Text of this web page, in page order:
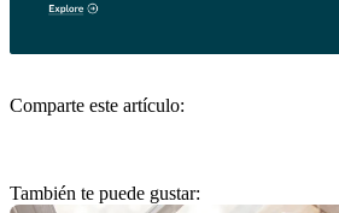
Comparte este artículo:
También te puede gustar: